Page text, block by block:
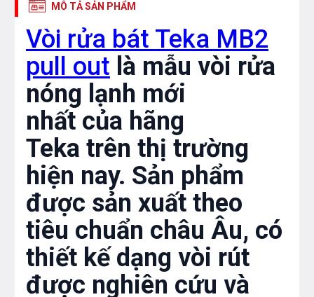
MÔ TẢ SẢN PHẨM
Vòi rửa bát Teka MB2
pull out là mẫu vòi rửa
nóng lạnh mới
nhất của hãng
Teka trên thị trường
hiện nay. Sản phẩm
được sản xuất theo
tiêu chuẩn châu Âu, có
thiết kế dạng vòi rút
được nghiên cứu và